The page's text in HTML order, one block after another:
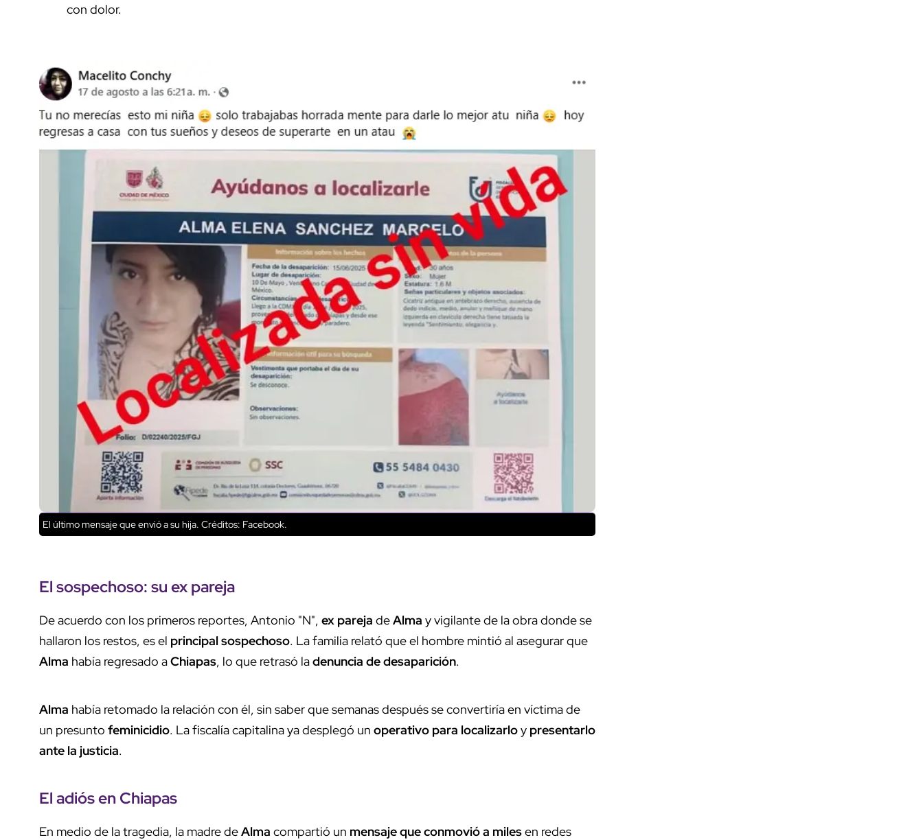
con dolor.
El último mensaje que envió a su hija. Créditos: Facebook.
El sospechoso: suex pareja
De acuerdo con los primeros reportes, Antonio "N", ex pareja deAlma y vigilante de la obra donde se
hallaron los restos, es el principal sospechoso. La familia relató que el hombre mintió al asegurar que
Alma había regresado aChiapas, lo que retrasó ladenuncia de desaparición.
Alma había retomado la relación con él, sin saber que semanas después se convertiría en víctima de
un presunto feminicidio. La fiscalía capitalina ya desplegó un operativo para localizarloy presentarlo
ante la justicia.
El adiós en Chiapas
En medio de la tragedia, la madre deAlma compartió un mensaje que conmovió a milesen redes